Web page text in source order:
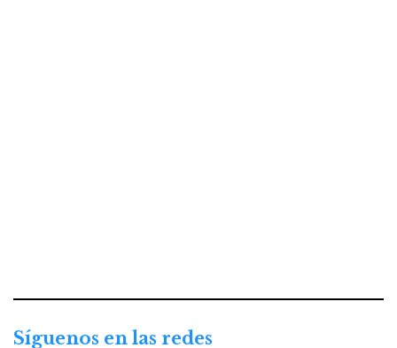
Síguenos en las redes